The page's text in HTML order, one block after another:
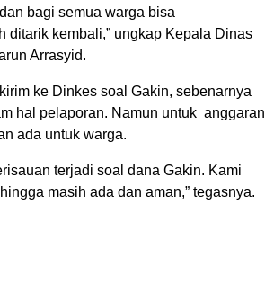
bagi semua warga bisa
ditarik kembali,” ungkap Kepala Dinas
Arrasyid.
ke Dinkes soal Gakin, sebenarnya
hal pelaporan. Namun untuk anggaran
ada untuk warga.
terjadi soal dana Gakin. Kami
masih ada dan aman,” tegasnya.